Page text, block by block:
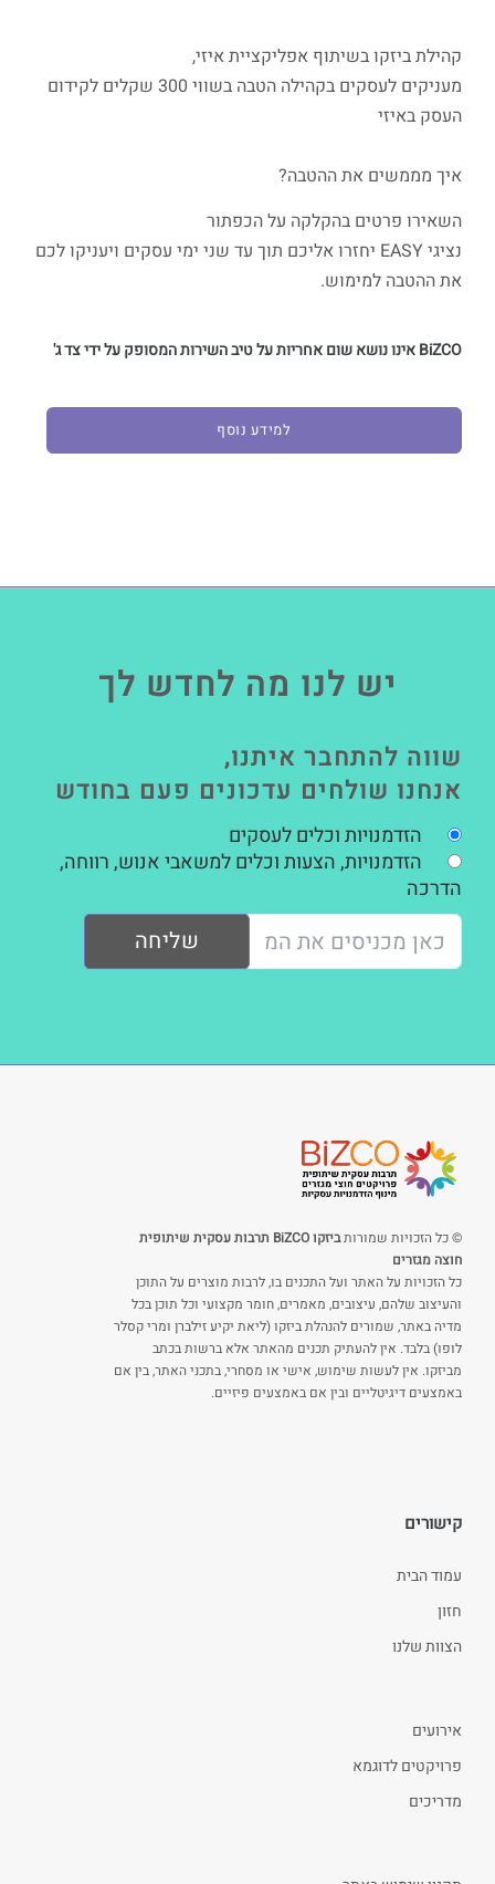
קהילת ביזקו בשיתוף אפליקציית איזי,
מעניקים לעסקים בקהילה הטבה בשווי 300 שקלים לקידום
העסק באיזי
איך מממשים את ההטבה?
השאירו פרטים בהקלקה על הכפתור
נציגי EASY יחזרו אליכם תוך עד שני ימי עסקים ויעניקו לכם
את ההטבה למימוש.
BiZCO אינו נושא שום אחריות על טיב השירות המסופק על ידי צד ג'
למידע נוסף
יש לנו מה לחדש לך
שווה להתחבר איתנו,
אנחנו שולחים עדכונים פעם בחודש
הזדמנויות וכלים לעסקים
הזדמנויות, הצעות וכלים למשאבי אנוש, רווחה,
הדרכה
שליחה
© כל הזכויות שמורות
ביזקו BiZCO תרבות עסקית שיתופית
חוצה מגזרים
כל הזכויות על האתר ועל התכנים בו, לרבות מוצרים על התוכן
והעיצוב שלהם, עיצובים, מאמרים, חומר מקצועי וכל תוכן בכל
מדיה באתר, שמורים להנהלת ביזקו (ליאת יקיע זילברן ומרי קסלר
לופו) בלבד. אין להעתיק תכנים מהאתר אלא ברשות בכתב
מביזקו. אין לעשות שימוש, אישי או מסחרי, בתכני האתר, בין אם
באמצעים דיגיטליים ובין אם באמצעים פיזיים.
קישורים
עמוד הבית
חזון
הצוות שלנו
אירועים
פרויקטים לדוגמא
מדריכים